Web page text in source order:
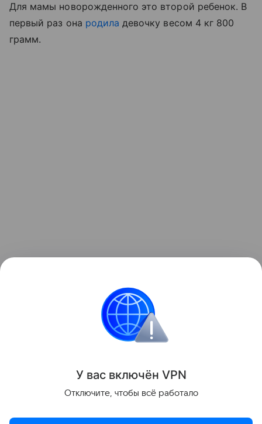
Для мамы новорожденного это второй ребенок. В
первый раз она родила девочку весом 4 кг 800
грамм.
Это не единственный случай
младенцев-гигантов в России. Так, в 2012 году на
Алтае появился на свет мальчик весом 7 кг 850 гр.
Поделиться
У вас включён VPN
Отключите, чтобы всё работало